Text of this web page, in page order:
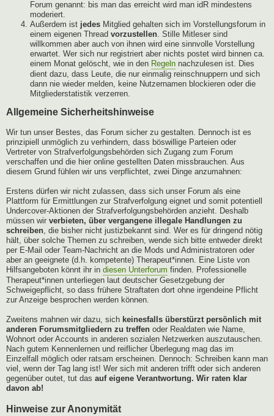
Forum genannt: bis man das erreicht wird man idR mindestens
moderiert.
Außerdem ist jedes Mitglied gehalten sich im Vorstellungsforum in
einem eigenen Thread vorzustellen. Stille Mitleser sind
willkommen aber auch von ihnen wird eine sinnvolle Vorstellung
erwartet. Wer sich nur registriert aber nichts postet wird binnen ca.
einem Monat gelöscht, wie in den Regeln nachzulesen ist. Dies
dient dazu, dass Leute, die nur einmalig reinschnuppern und sich
dann nie wieder melden, keine Nutzernamen blockieren oder die
Mitgliederstatistik verzerren.
Allgemeine Sicherheitshinweise
Wir tun unser Bestes, das Forum sicher zu gestalten. Dennoch ist es
prinzipiell unmöglich zu verhindern, dass böswillige Parteien oder
Vertreter von Strafverfolgungsbehörden sich Zugang zum Forum
verschaffen und die hier online gestellten Daten missbrauchen. Aus
diesem Grund fühlen wir uns verpflichtet, zwei Dinge anzumahnen:
Erstens dürfen wir nicht zulassen, dass sich unser Forum als eine
Plattform für Ermittlungen zur Strafverfolgung eignet und somit potentiell
Undercover-Aktionen der Strafverfolgungsbehörden anzieht. Deshalb
müssen wir verbieten, über vergangene illegale Handlungen zu
schreiben, die bisher nicht justizbekannt sind. Wer es für dringend nötig
hält, über solche Themen zu schreiben, wende sich bitte entweder direkt
per E-Mail oder Team-Nachricht an die Mods und Administratoren oder
aber an geeignete (d.h. kompetente) Therapeut*innen. Eine Liste von
Hilfsangeboten könnt ihr in diesen Unterforum finden. Professionelle
Therapeut*innen unterliegen laut deutscher Gesetzgebung der
Schweigepflicht, so dass frühere Straftaten dort ohne irgendeine Pflicht
zur Anzeige besprochen werden können.
Zweitens mahnen wir dazu, sich keinesfalls überstürzt persönlich mit
anderen Forumsmitgliedern zu treffen oder Realdaten wie Name,
Wohnort oder Accounts in anderen sozialen Netzwerken auszutauschen.
Nach gutem Kennenlernen und reiflicher Überlegung mag das im
Einzelfall möglich oder ratsam erscheinen. Dennoch: Schreiben kann man
viel, wenn der Tag lang ist! Wer sich mit anderen trifft oder sich anderen
gegenüber outet, tut das auf eigene Verantwortung. Wir raten klar
davon ab!
Hinweise zur Anonymität